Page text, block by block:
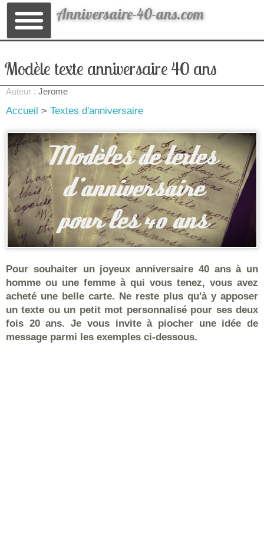
Anniversaire-40-ans.com
Modèle texte anniversaire 40 ans
Auteur : Jerome
Accueil > Textes d'anniversaire
Pour souhaiter un joyeux anniversaire 40 ans à un
homme ou une femme à qui vous tenez, vous avez
acheté une belle carte. Ne reste plus qu'à y apposer
un texte ou un petit mot personnalisé pour ses deux
fois 20 ans. Je vous invite à piocher une idée de
message parmi les exemples ci-dessous.